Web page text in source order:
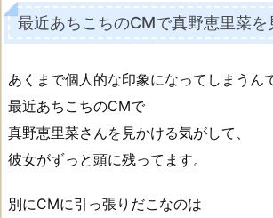
最近あちこちのCMで真野恵里菜を
あくまで個人的な印象になってしまうん
最近あちこちのCMで
真野恵里菜さんを見かける気がして、
彼女がずっと頭に残ってます。
別にCMに引っ張りだこなのは